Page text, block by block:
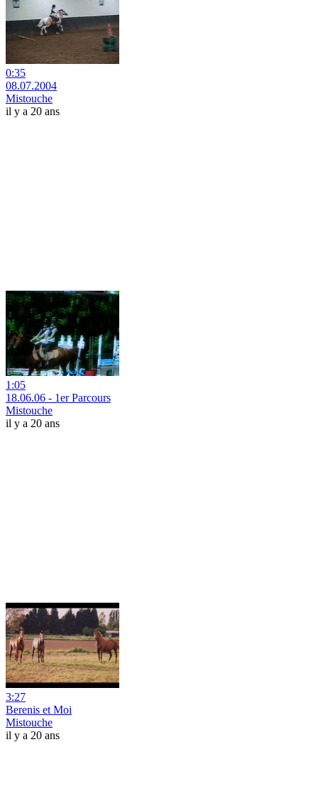
0:35
08.07.2004
Mistouche
il y a 20 ans
1:05
18.06.06 - 1er Parcours
Mistouche
il y a 20 ans
3:27
Berenis et Moi
Mistouche
il y a 20 ans